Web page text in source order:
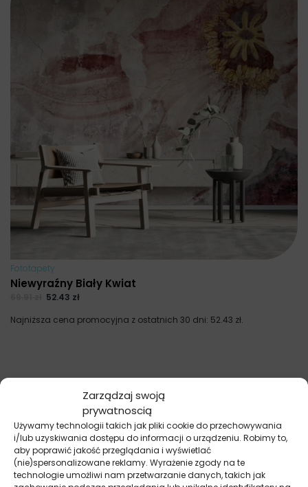
Zarządzaj swoją
prywatnoscią
Używamy technologii takich jak pliki cookie do przechowywania
i/lub uzyskiwania dostępu do informacji o urządzeniu. Robimy to,
aby poprawić jakość przeglądania i wyświetlać
(nie)spersonalizowane reklamy. Wyrażenie zgody na te
technologie umożliwi nam przetwarzanie danych, takich jak
Fototapety
Niewyraźny Biały Kwiat
52.43 zł
Najniższa cena promocyjna z ostatnich 30 dni: 52.43 zł.